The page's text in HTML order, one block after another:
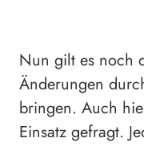
Nun gilt es noch
Änderungen
bringen. Auch
Einsatz gefragt.